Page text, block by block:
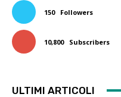
150 Followers
10,800 Subscribers
ULTIMI ARTICOLI